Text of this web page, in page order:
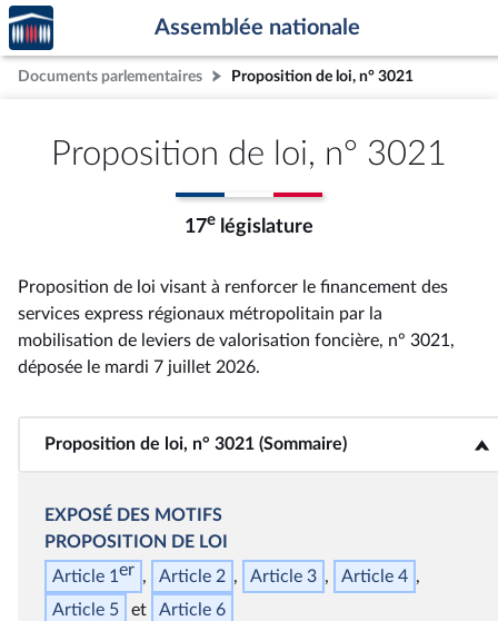
Aller au contenu
Aller en bas de la page
Accèder
à la
page
d'accueil
Assemblée nationale
Documents parlementaires Proposition de loi, n° 3021
Proposition de loi, n° 3021
17e législature
Proposition de loi visant à renforcer le financement des
services express régionaux métropolitain par la
mobilisation de leviers de valorisation foncière, n° 3021 ,
déposée le mardi 7 juillet 2026.
Proposition de loi, n° 3021 (Sommaire)
<b>Proposition de loi, n° 3021 (Sommaire)</b>
EXPOSÉ DES MOTIFS
PROPOSITION DE LOI
Article 1er Article 2 Article 3
Article 4
Article 5
Article 6